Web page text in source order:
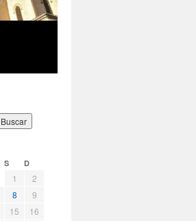
S D
1
2
8
9
15
16